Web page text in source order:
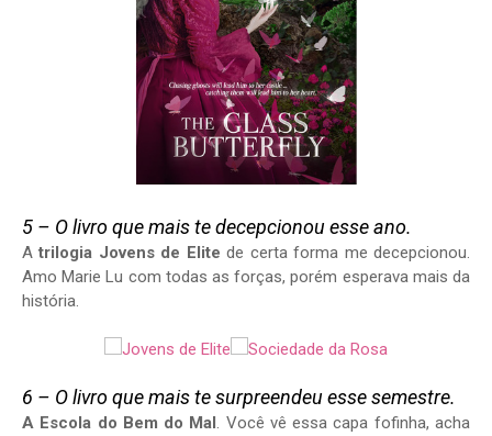
5 – O livro que mais te decepcionou esse ano.
Atrilogia Jovens de Elite de certa forma me decepcionou.
Amo Marie Lu com todas as forças, porém esperava mais da
história.
6 – O livro que mais te surpreendeu esse semestre.
A Escola do Bem do Mal . Você vê essa capa fofinha, acha